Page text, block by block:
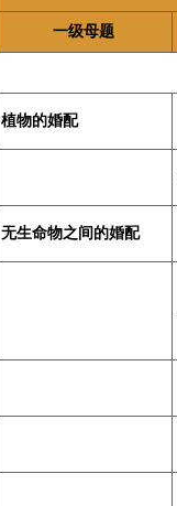
一级母题
植物的婚配
无生命物之间的婚配